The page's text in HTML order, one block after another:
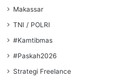
Makassar
TNI / POLRI
#Kamtibmas
#Paskah2026
Strategi Freelance